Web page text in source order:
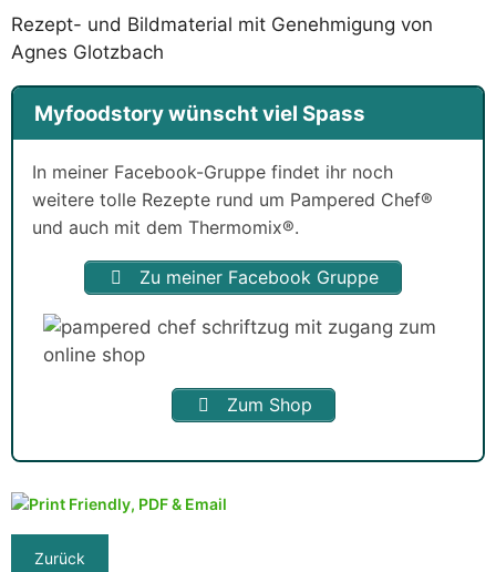
Rezept- und Bildmaterial mit Genehmigung von
Agnes Glotzbach
Myfoodstory wünscht viel Spass
In meiner Facebook-Gruppe findet ihr noch
weitere tolle Rezepte rund um Pampered Chef®
und auch mit dem Thermomix®.
Zu meiner Facebook Gruppe
Zum Shop